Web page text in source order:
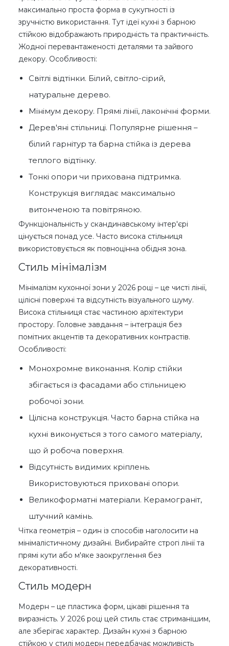
максимально проста форма в сукупності із
зручністю використання. Тут ідеї кухні з барною
стійкою відображають природність та практичність.
Жодної перевантаженості деталями та зайвого
декору. Особливості:
Світлі відтінки. Білий, світло-сірий,
натуральне дерево.
Мінімум декору. Прямі лінії, лаконічні форми.
Дерев'яні стільниці. Популярне рішення –
білий гарнітур та барна стійка із дерева
теплого відтінку.
Тонкі опори чи прихована підтримка.
Конструкція виглядає максимально
витонченою та повітряною.
Функціональність у скандинавському інтер'єрі
цінується понад усе. Часто висока стільниця
використовується як повноцінна обідня зона.
Стиль мінімалізм
Мінімалізм кухонної зони у 2026 році – це чисті лінії,
цілісні поверхні та відсутність візуального шуму.
Висока стільниця стає частиною архітектури
простору. Головне завдання – інтеграція без
помітних акцентів та декоративних контрастів.
Особливості:
Монохромне виконання. Колір стійки
збігається із фасадами або стільницею
робочої зони.
Цілісна конструкція. Часто барна стійка на
кухні виконується з того самого матеріалу,
що й робоча поверхня.
Відсутність видимих ​​кріплень.
Використовуються приховані опори.
Великоформатні матеріали. Керамограніт,
штучний камінь.
Чітка геометрія – один із способів наголосити на
мінімалістичному дизайні. Вибирайте строгі лінії та
прямі кути або м'яке заокруглення без
декоративності.
Стиль модерн
Модерн – це пластика форм, цікаві рішення та
виразність. У 2026 році цей стиль стає стриманішим,
але зберігає характер. Дизайн кухні з барною
стійкою у стилі модерн передбачає можливість